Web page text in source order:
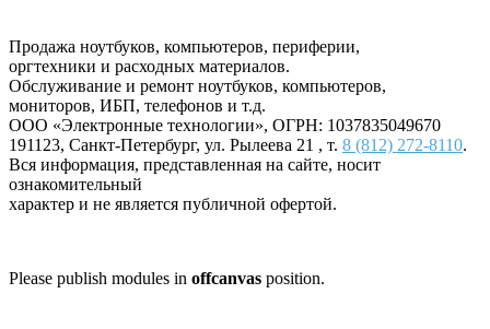
Продажа ноутбуков, компьютеров, периферии,
оргтехники и расходных материалов.
Обслуживание и ремонт ноутбуков, компьютеров,
мониторов, ИБП, телефонов и т.д.
ООО «Электронные технологии», ОГРН: 1037835049670
191123, Санкт-Петербург, ул. Рылеева 21 , т. 8 (812) 272-8110.
Вся информация, представленная на сайте, носит
ознакомительный
характер и не является публичной офертой.
Please publish modules in offcanvas position.